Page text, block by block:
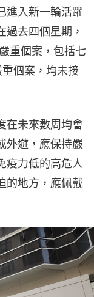
進入新一輪活躍
過去四個星期，
重個案，包括七
個案，均未接
在未來數周均會
外遊，應保持嚴
疫力低的高危人
的地方，應佩戴